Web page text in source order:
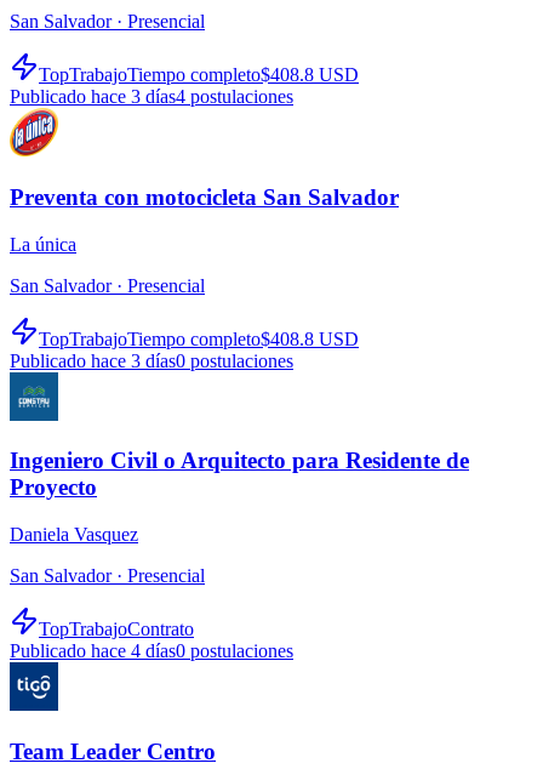
San Salvador · Presencial
TopTrabajoTiempo completo$408.8 USD
Publicado hace 3 días4 postulaciones
Preventa con motocicleta San Salvador
La única
San Salvador · Presencial
TopTrabajoTiempo completo$408.8 USD
Publicado hace 3 días0 postulaciones
Ingeniero Civil o Arquitecto para Residente de
Proyecto
Daniela Vasquez
San Salvador · Presencial
TopTrabajoContrato
Publicado hace 4 días0 postulaciones
Team Leader Centro